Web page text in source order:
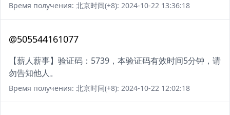
Время получения: 北京时间(+8): 2024-10-22 13:36:18
@505544161077
【薪人薪事】验证码：5739，本验证码有效时间5分钟，请
勿告知他人。
Время получения: 北京时间(+8): 2024-10-22 12:02:18